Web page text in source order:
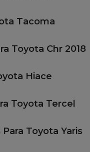
Tacoma
Toyota Chr 2018
Hiace
Toyota Tercel
Toyota Yaris